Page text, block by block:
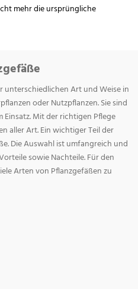
mehr die ursprüngliche
unterschiedlichen Art und Weise in
oder Nutzpflanzen. Sie sind
Mit der richtigen Pflege
aller Art. Ein wichtiger Teil der
Die Auswahl ist umfangreich und
sowie Nachteile. Für den
Arten von Pflanzgefäßen zu